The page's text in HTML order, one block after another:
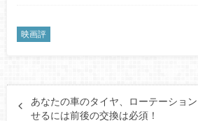
映画評
あなたの車のタイヤ、ローテーショ
せるには前後の交換は必須！